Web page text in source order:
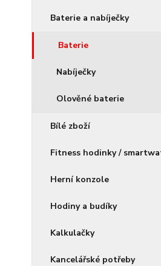
Baterie a nabíječky
Baterie
Nabíječky
Olověné baterie
Bílé zboží
Fitness hodinky /
Herní konzole
Hodiny a budíky
Kalkulačky
Kancelářské potřeby